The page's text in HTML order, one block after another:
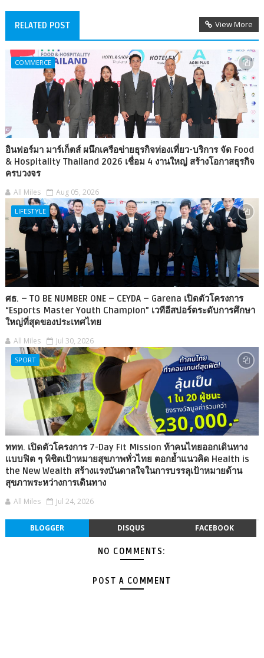
RELATED POST View More
COMMERCE
อินฟอร์มา มาร์เก็ตส์ ผนึกเครือข่ายธุรกิจท่องเที่ยว-บริการ จัด Food
& Hospitality Thailand 2026 เชื่อม 4 งานใหญ่ สร้างโอกาสธุรกิจ
ครบวงจร
All Miles Aug 05, 2026
LIFESTYLE
ศธ. – TO BE NUMBER ONE – CEYDA – Garena เปิดตัวโครงการ
“Esports Master Youth Champion” เวทีอีสปอร์ตระดับการศึกษา
ใหญ่ที่สุดของประเทศไทย
All Miles Jul 30, 2026
SPORT
ททท. เปิดตัวโครงการ 7-Day Fit Mission ท้าคนไทยออกเดินทาง
แบบฟิต ๆ พิชิตเป้าหมายสุขภาพทั่วไทย ตอกย้ำแนวคิด Health is
the New Wealth สร้างแรงบันดาลใจในการบรรลุเป้าหมายด้าน
สุขภาพระหว่างการเดินทาง
All Miles Jul 24, 2026
BLOGGER DISQUS FACEBOOK
NO COMMENTS:
POST A COMMENT